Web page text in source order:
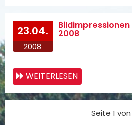
23.04.
2008
2008
WEITERLESEN
Seite 1 von